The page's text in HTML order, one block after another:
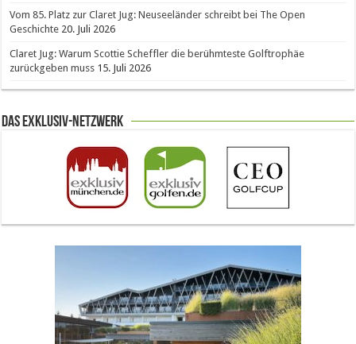
Vom 85. Platz zur Claret Jug: Neuseeländer schreibt bei The Open
Geschichte 20. Juli 2026
Claret Jug: Warum Scottie Scheffler die berühmteste Golftrophäe
zurückgeben muss 15. Juli 2026
Das Exklusiv-Netzwerk